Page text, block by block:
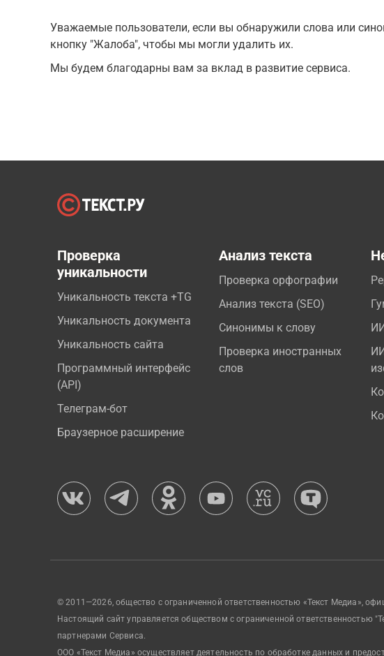
Уважаемые пользователи, если вы обнаружили слова или
кнопку "Жалоба", чтобы мы могли удалить их.
Мы будем благодарны вам за вклад в развитие сервиса.
Проверка
уникальности
Уникальность текста +TG
Уникальность документа
Уникальность сайта
Программный интерфейс
(API)
Телеграм-бот
Браузерное расширение
Анализ текста
Проверка орфографии
Анализ текста (SEO)
Синонимы к слову
Проверка иностранных
слов
© 2011—2026, общество с ограниченной ответственностью «Текст Медиа»,
Настоящий сайт управляется обществом с ограниченной
партнерами Сервиса.
ООО «Текст Медиа» осуществляет деятельность по обработке данных и